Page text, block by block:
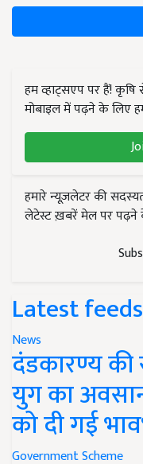
हम व्हाट्सएप पर हैं!
मोबाइल में पढ़ने के लिए
हमारे न्यूज़लेटर की
लेटेस्ट ख़बरें मेल पर पढ़ने
Latest feeds
News
दंडकारण्य की
युग का
को दी गई
Government Scheme